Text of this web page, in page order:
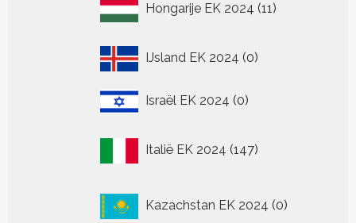
Hongarije EK 2024 11
producten
IJsland EK 2024 00
Israël EK 2024 00
Italië EK 2024 147
producten
Kazachstan EK 2024 0
producten